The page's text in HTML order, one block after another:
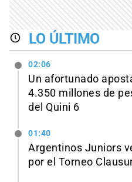
LO ÚLTIMO
02:06
Un afortunado
4.350 millones de
del Quini 6
01:40
Argentinos Juniors
por el Torneo